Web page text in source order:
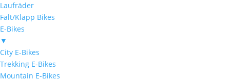
Laufräder
Falt/Klapp Bikes
E-Bikes
▼
City E-Bikes
Trekking E-Bikes
Mountain E-Bikes